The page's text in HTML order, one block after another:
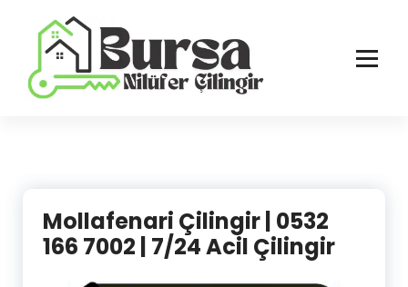
Mollafenari Çilingir | 0532
166 7002 | 7/24 Acil Çilingir